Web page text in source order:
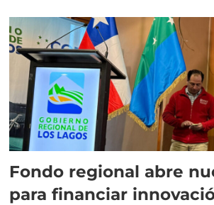
Fondo regional abre
para financiar